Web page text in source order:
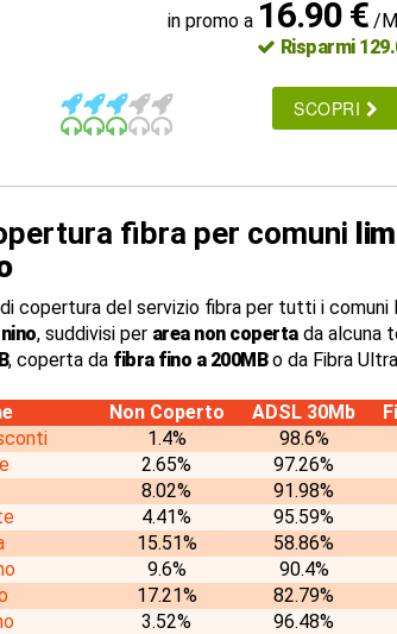
in promo a 16.90 € /
Risparmi
SCOPRI
fibra per comuni
copertura del servizio fibra per tutti i comuni
, suddivisi per area non copertada alcuna
, coperta da fibra fino a 200MBo da Fibra
Non Coperto ADSL 30Mb
1.4% 98.6%
2.65% 97.26%
8.02% 91.98%
4.41% 95.59%
15.51% 58.86%
9.6% 90.4%
17.21% 82.79%
3.52% 96.48%